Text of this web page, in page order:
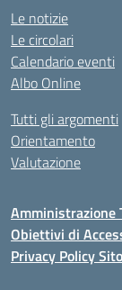
Le notizie
Le circolari
Calendario eventi
Albo Online
Tutti gli argomenti
Orientamento
Valutazione
Amministrazione
Obiettivi di
Privacy Policy Sito